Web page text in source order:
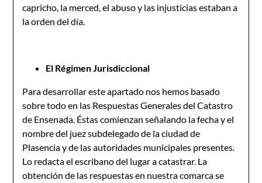
capricho, la merced, el abuso y las injusticias estaban a
la orden del día.
El Régimen Jurisdiccional
Para desarrollar este apartado nos hemos basado
sobre todo en las Respuestas Generales del Catastro
de Ensenada. Éstas comienzan señalando la fecha y el
nombre del juez subdelegado de la ciudad de
Plasencia y de las autoridades municipales presentes.
Lo redacta el escribano del lugar a catastrar. La
obtención de las respuestas en nuestra comarca se